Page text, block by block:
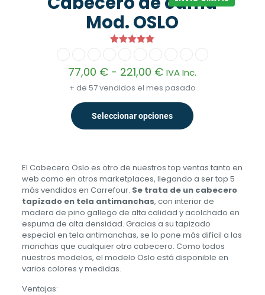
Mod. OSLO
5.00
de 5
77,00 € - 221,00 €Rango
precios:
desde
77,00 €
hasta
IVA Inc.
+ de 57 vendidos el mes pasado
Seleccionar opciones
Este
producto
variantes.
Las
opciones
se
pueden
elegir
en
la
página
de
El Cabecero Oslo es otro de nuestros top ventas tanto en
web como en otros marketplaces, llegando a ser top 5
más vendidos en Carrefour. Se trata de un cabecero
tapizado en tela antimanchas, con interior de
madera de pino gallego de alta calidad y acolchado en
espuma de alta densidad. Gracias a su tapizado
especial en tela antimanchas, se lo pone más difícil a las
manchas que cualquier otro cabecero. Como todos
nuestros modelos, el modelo Oslo está disponible en
varios colores y medidas.
Ventajas: